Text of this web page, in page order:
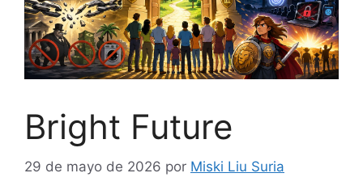
Bright Future
29 de mayo de 2026 por Miski Liu Suria